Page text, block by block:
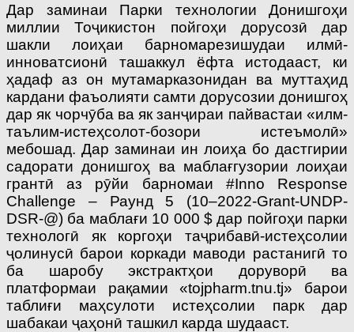
Дар заминаи Парки технологии Донишгоҳи
миллии Тоҷикистон пойгоҳи дорусозӣ дар
шакли лоиҳаи барномарезишудаи илмӣ-
инноватсионӣ ташаккул ёфта истодааст, ки
ҳадаф аз он мутамарказонидан ва муттаҳид
кардани фаъолияти самти дорусозии донишгоҳ
дар як чорчӯба ва як занҷираи пайвастаи «илм-
таълим-истеҳсолот-бозори истеъмолӣ»
мебошад. Дар заминаи ин лоиҳа бо дастгирии
садорати донишгоҳ ва маблағгузории лоиҳаи
грантӣ аз рӯйи барномаи #Inno Response
Challenge – Раунд 5 (10–2022-Grant-UNDP-
DSR-@) ба маблағи 10 000 $ дар пойгоҳи парки
технологӣ як коргоҳи таҷрибавӣ-истеҳсолии
ҷолинусӣ барои коркади маводи растанигӣ то
ба шаробу экстрактҳои доруворӣ ва
платформаи рақамии «toj­pharm.tnu.tj» барои
таблиғи маҳсулоти истеҳсолии парк дар
шабакаи ҷаҳонӣ ташкил карда шудааст.